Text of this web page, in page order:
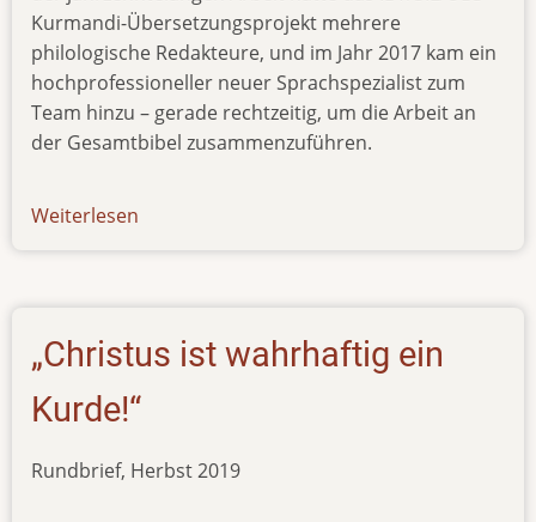
Kurmandi-Übersetzungsprojekt mehrere
philologische Redakteure, und im Jahr 2017 kam ein
hochprofessioneller neuer Sprachspezialist zum
Team hinzu – gerade rechtzeitig, um die Arbeit an
der Gesamtbibel zusammenzuführen.
Weiterlesen
„Christus ist wahrhaftig ein
Kurde!“
Rundbrief, Herbst 2019